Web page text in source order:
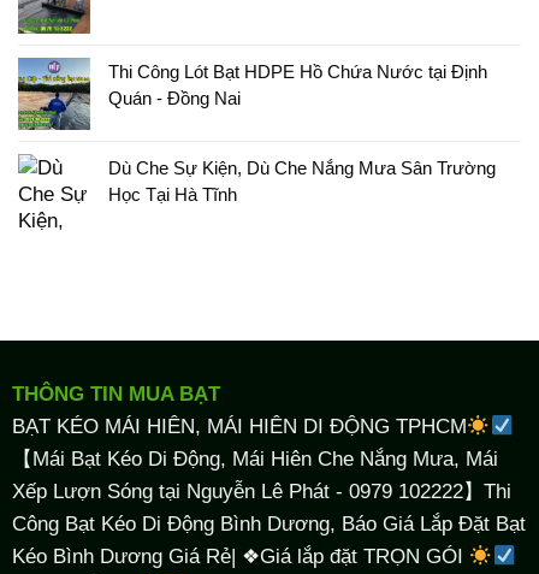
Thi Công Lót Bạt HDPE Hồ Chứa Nước tại Định
Quán - Đồng Nai
Dù Che Sự Kiện, Dù Che Nắng Mưa Sân Trường
Học Tại Hà Tĩnh
THÔNG TIN MUA BẠT
BẠT KÉO MÁI HIÊN, MÁI HIÊN DI ĐỘNG TPHCM
【Mái Bạt Kéo Di Động, Mái Hiên Che Nắng Mưa, Mái
Xếp Lượn Sóng tại Nguyễn Lê Phát - 0979 102222】Thi
Công Bạt Kéo Di Động Bình Dương, Báo Giá Lắp Đặt Bạt
Kéo Bình Dương Giá Rẻ| ❖Giá lắp đặt TRỌN GÓI